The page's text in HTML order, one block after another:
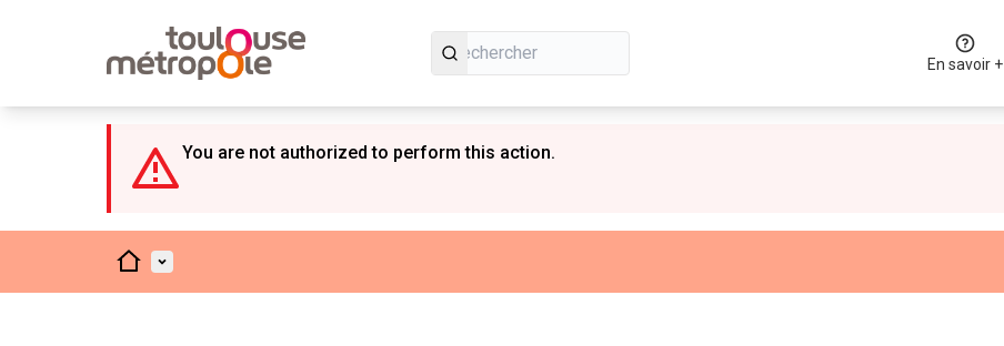
En savoir +
You are not authorized to perform this action.
AccueilMenu principal